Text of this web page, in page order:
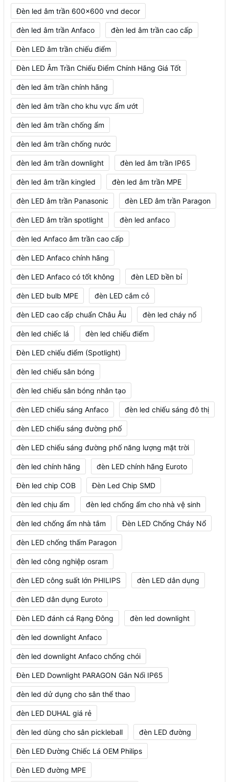
Đèn led âm trần 600x600 vnd decor
đèn led âm trần Anfaco đèn led âm trần cao cấp
Đèn LED âm trần chiếu điểm
Đèn LED Âm Trần Chiếu Điểm Chính Hãng Giá Tốt
đèn led âm trần chính hãng
đèn led âm trần cho khu vực ẩm ướt
đèn led âm trần chống ẩm
đèn led âm trần chống nước
đèn led âm trần downlight đèn led âm trần IP65
đèn led âm trần kingled đèn led âm trần MPE
đèn LED âm trần Panasonic đèn LED âm trần Paragon
đèn LED âm trần spotlight đèn led anfaco
đèn led Anfaco âm trần cao cấp
đèn LED Anfaco chính hãng
đèn LED Anfaco có tốt không đèn LED bền bỉ
đèn LED bulb MPE đèn LED cắm cỏ
đèn LED cao cấp chuẩn Châu Âu đèn led cháy nổ
đèn led chiếc lá đèn led chiếu điểm
Đèn LED chiếu điểm (Spotlight)
đèn led chiếu sân bóng
đèn led chiếu sân bóng nhân tạo
đèn LED chiếu sáng Anfaco đèn led chiếu sáng đô thị
đèn LED chiếu sáng đường phố
đèn LED chiếu sáng đường phố năng lượng mặt trời
đèn led chính hãng đèn LED chính hãng Euroto
Đèn led chip COB Đèn Led Chip SMD
đèn led chịu ẩm đèn led chống ẩm cho nhà vệ sinh
đèn led chống ẩm nhà tắm Đèn LED Chống Cháy Nổ
đèn LED chống thấm Paragon
đèn led công nghiệp osram
đèn LED công suất lớn PHILIPS đèn LED dân dụng
đèn LED dân dụng Euroto
Đèn LED đánh cá Rạng Đông đèn led downlight
đèn led downlight Anfaco
đèn led downlight Anfaco chống chói
Đèn LED Downlight PARAGON Gắn Nổi IP65
đèn led dử dụng cho sân thể thao
đèn LED DUHAL giá rẻ
đèn led dùng cho sân pickleball đèn LED đường
Đèn LED Đường Chiếc Lá OEM Philips
Đèn LED đường MPE